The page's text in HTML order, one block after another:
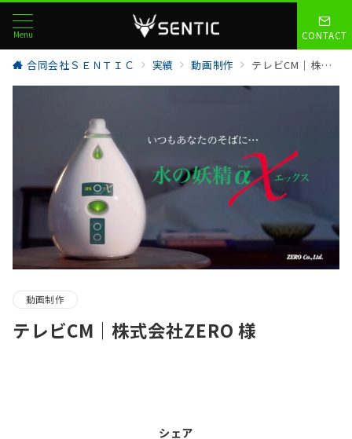
Menu CONTACT
合同会社ＳＥＮＴＩＣ 実績 動画制作 テレビCM｜株式会社ZERO 様
動画制作
テレビCM｜株式会社ZERO 様
シェア